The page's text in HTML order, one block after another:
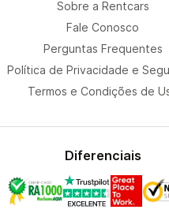
Sobre a Rentcars
Fale Conosco
Perguntas Frequentes
Política de Privacidade e
Termos e Condições de
Diferenciais